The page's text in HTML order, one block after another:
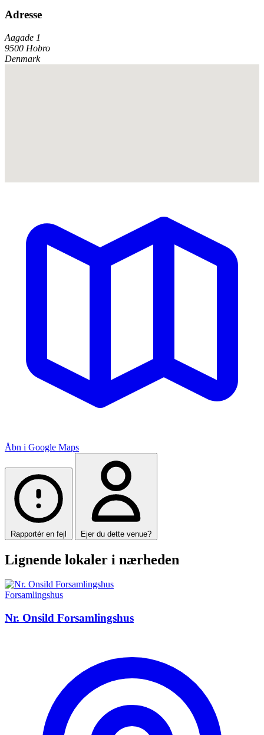
Adresse
Aagade 1
9500 Hobro
Denmark
Åbn i Google Maps
Rapportér en fejl Ejer du dette venue?
Lignende lokaler i nærheden
Forsamlingshus
Nr. Onsild Forsamlingshus